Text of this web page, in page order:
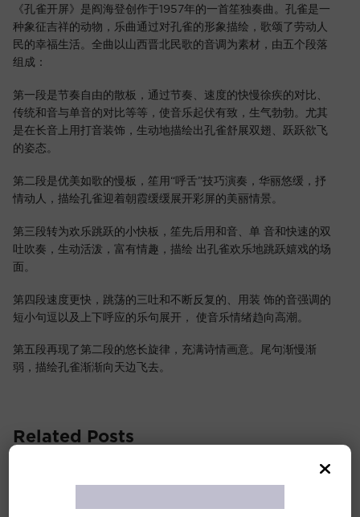
Skip
content
《孔雀开屏》是阎海登创作于1957年的一首笙独奏曲。孔雀是一
种象征吉祥的动物，乐曲通过对孔雀的形象描绘，歌颂了劳动人
民的幸福生活。全曲以山西晋北民歌的音调为素材，由五个段落
组成：
第一段是节奏自由的散板，通过节奏、速度的快慢徐疾的对比、
传统和音与单音的对比等等，使音乐起伏有致，生气勃勃。尤其
是在长音上用打音装饰，生动地描绘出孔雀舒展双翅、跃跃欲飞
的姿态。
第二段是优美如歌的慢板，笙用“呼舌”技巧演奏，华丽悠缓，抒
情动人，描绘孔雀迎着朝霞缓缓展开彩屏的美丽情景。
第三段转为欢乐跳跃的小快板，笙先后用和音、单 音和快速的双
吐吹奏，生动活泼，富有情趣，描绘 出孔雀欢乐地跳跃嬉戏的场
面。
第四段速度更快，跳荡的三吐和不断反复的、用装 饰的音强调的
短小句逗以及上下呼应的乐句展开， 使音乐情绪趋向高潮。
第五段再现了第二段的悠长旋律，充满诗情画意。尾句渐慢渐
弱，描绘孔雀渐渐向天边飞去。
Related Posts
12 Jan 2026